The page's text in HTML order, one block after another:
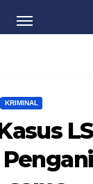
KRIMINAL